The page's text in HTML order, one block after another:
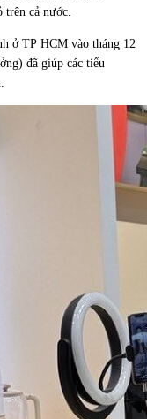
trên cả nước.
ở TP HCM vào tháng 12
đã giúp các tiểu